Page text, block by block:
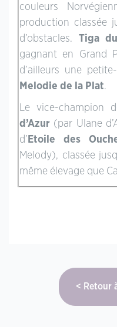
couleurs
production classée
d’obstacles. Tiga
gagnant en Grand
d’ailleurs une
Melodie de la Plat.
Le vice-
d’Azur (par Ulane
d’ Etoile des
Melody), classée
même élevage que
Retour